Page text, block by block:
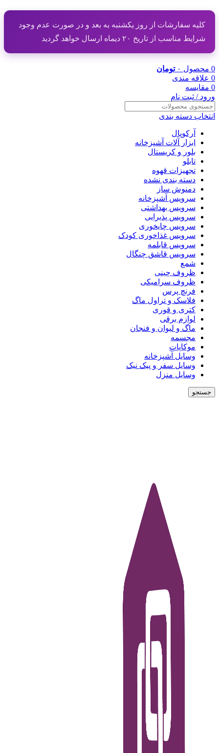
کلیه سفارشات از روز یکشنبه به بعد و در صورت عدم وجود
شرایط مناسب از تاریخ ۲۰ دیماه ارسال خواهد گردید
0 محصول ۰ تومان
0 علاقه مندی
0 مقایسه
ورود / ثبت نام
انتخاب دسته بندی
آرکوپال
ابزار آلات آشپزخانه
بلور و کریستال
تابلو
تجهیزات قهوه
دسته بندی نشده
دمنوش ساز
سرویس آشپزخانه
سرویس بهداشتی
سرویس پذیرایی
سرویس چایخوری
سرویس غذاخوری کودک
سرویس قابلمه
سرویس قاشق چنگال
شمع
ظروف چینی
ظروف سرامیکی
فرنچ پرس
فلاسک و تراول ماگ
کتری و قوری
لوازم برقی
ماگ و لیوان و فنجان
مجسمه
موکاپات
وسایل آشپزخانه
وسایل سفر و پیک نیک
وسایل منزل
جستجو